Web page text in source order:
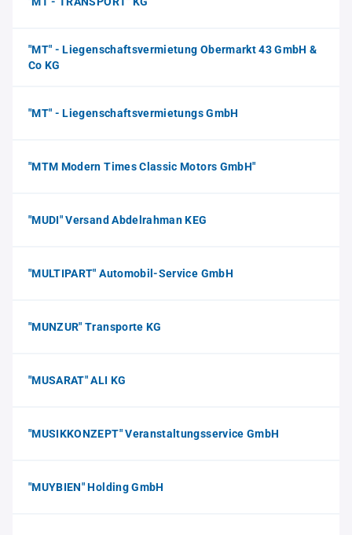
"MT" - Liegenschaftsvermietung Obermarkt 43 GmbH &
Co KG
"MT" - Liegenschaftsvermietungs GmbH
"MTM Modern Times Classic Motors GmbH"
"MUDI" Versand Abdelrahman KEG
"MULTIPART" Automobil-Service GmbH
"MUNZUR" Transporte KG
"MUSARAT" ALI KG
"MUSIKKONZEPT" Veranstaltungsservice GmbH
"MUYBIEN" Holding GmbH